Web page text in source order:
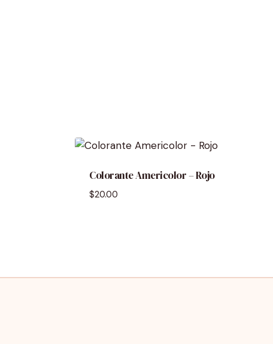
Colorante Americolor – Rojo
$20.00